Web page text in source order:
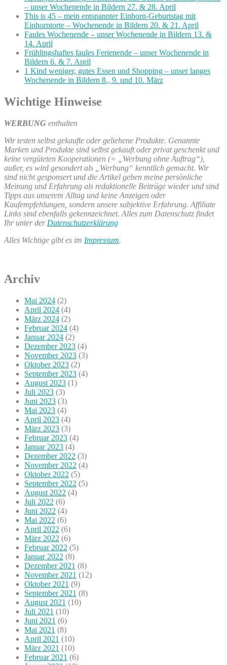
– unser Wochenende in Bildern 27. & 28. April
This is 45 – mein entspannter Einhorn-Geburtstag mit
Einhorntorte – Wochenende in Bildern 20. & 21. April
Faules Wochenende – unser Wochenende in Bildern 13. &
14. April
Frühlingshaftes faules Ferienende – unser Wochenende in
Bildern 6. & 7. April
1 Kind weniger, gutes Essen und Shopping – unser langes
Wochenende in Bildern 8., 9. und 10. März
Wichtige Hinweise
WERBUNG enthalten
Wir testen selbst gekaufte oder geliehene Produkte. Genannte
Marken und Produkte sind selbst gekauft oder privat geschenkt und
keine vergüteten Kooperationen (= „Werbung ohne Auftrag“),
außer, es wird gesondert als „Werbung“ kenntlich gemacht. Wir
sind nicht gesponsert und die Artikel geben meine persönliche
Meinung und Erfahrung als redaktionelle Beiträge wieder und sind
Tipps aus unserem Alltag und keine Anzeigen oder
Kaufempfehlungen, sondern unsere subjektive Erfahrung. Affiliate
Links sind ebenfalls gekennzeichnet. Alles zum Datenschutz findet
Ihr unter der Datenschutzerklärung
Alles Wichtige gibt es im Impressum.
Archiv
Mai 2024 (2)
April 2024 (4)
März 2024 (2)
Februar 2024 (4)
Januar 2024 (2)
Dezember 2023 (4)
November 2023 (3)
Oktober 2023 (2)
September 2023 (4)
August 2023 (1)
Juli 2023 (3)
Juni 2023 (3)
Mai 2023 (4)
April 2023 (4)
März 2023 (3)
Februar 2023 (4)
Januar 2023 (4)
Dezember 2022 (3)
November 2022 (4)
Oktober 2022 (5)
September 2022 (5)
August 2022 (4)
Juli 2022 (6)
Juni 2022 (4)
Mai 2022 (6)
April 2022 (6)
März 2022 (6)
Februar 2022 (5)
Januar 2022 (8)
Dezember 2021 (8)
November 2021 (12)
Oktober 2021 (9)
September 2021 (8)
August 2021 (10)
Juli 2021 (10)
Juni 2021 (6)
Mai 2021 (8)
April 2021 (10)
März 2021 (10)
Februar 2021 (6)